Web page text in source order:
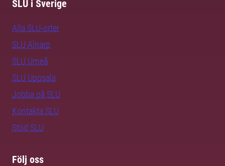
SLU i Sverige
Alla SLU-orter
SLU Alnarp
SLU Umeå
SLU Uppsala
Jobba på SLU
Kontakta SLU
Stöd SLU
Följ oss